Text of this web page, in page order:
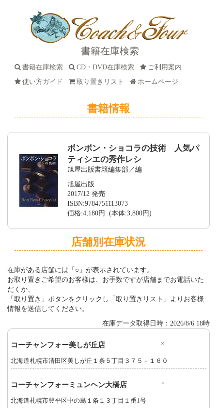
書籍在庫検索
書籍在庫検索 CD・DVD在庫検索
ご利用案内
使い方ガイド
取り置きリスト ホームページ
書籍情報
ボンボン・ショコラの技術 人気パ
ティシエの秀作レシ
旭屋出版書籍編集部／編
旭屋出版
2017/12 発売
ISBN:9784751113073
価格:4,180円 (本体:3,800円)
店舗別在庫状況
在庫がある店舗には「○」が表示されています。
お取り置きご希望のお客様は、お手数ですが店舗までお電話いた
だくか、
「取り置き」ボタンをクリックし「取り置きリスト」よりお客様
情報を送信してください。
在庫データ取得日時：2026/8/6 18時
コーチャンフォー美しが丘店 ×
北海道札幌市清田区美しが丘１条５丁目３７５－１６０
コーチャンフォーミュンヘン大橋店 ×
北海道札幌市豊平区中の島１条１３丁目１番1号